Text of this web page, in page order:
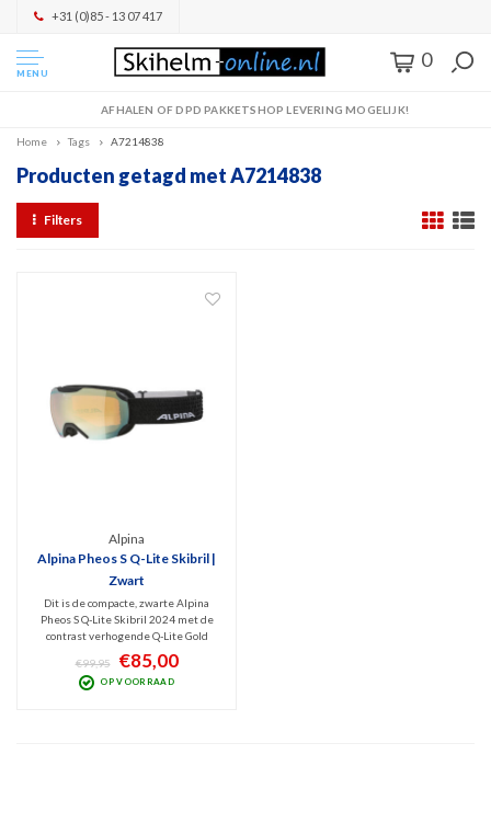
+31 (0)85 - 13 07 417
MENU
0
AFHALEN OF DPD PAKKETSHOP LEVERING MOGELIJK!
Home Tags A7214838
Producten getagd met A7214838
Filters
Alpina
Alpina Pheos S Q-Lite Skibril |
Zwart
Dit is de compacte, zwarte Alpina
Pheos S Q-Lite Skibril 2024 met de
contrast verhogende Q-Lite Gold
Mirror lens (Cat. 2). Deze
spiegellens filtert de schadelijk UV
100% en blokt Infrarode straling.
€99,95 €85,00
OP VOORRAAD